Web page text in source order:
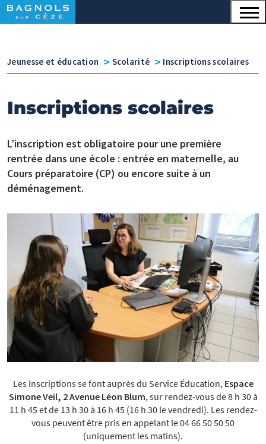
Panneau de gestion des cookies
Menu principal
Contenu
Jeunesse et éducation v Scolaritév Inscriptions scolaires
Inscriptions scolaires
L’inscription est obligatoire pour une première
rentrée dans une école : entrée en maternelle, au
Cours préparatoire (CP) ou encore suite à un
déménagement.
Les inscriptions se font auprès du Service Éducation, Espace
Simone Veil, 2 Avenue Léon Blum, sur rendez-vous de 8 h 30 à
11 h 45 et de 13 h 30 à 16 h 45 (16 h 30 le vendredi). Les rendez-
vous peuvent être pris en appelant le 04 66 50 50 50
(uniquement les matins).